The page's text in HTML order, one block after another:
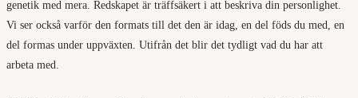
genetik med mera. Redskapet är träffsäkert i att beskriva din personlighet.
Vi ser också varför den formats till det den är idag, en del föds du med, en
del formas under uppväxten. Utifrån det blir det tydligt vad du har att
arbeta med.